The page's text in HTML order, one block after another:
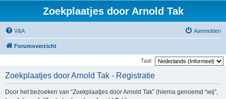
Zoekplaatjes door Arnold Tak
V&A Aanmelden
Forumoverzicht
Taal:
Zoekplaatjes door Arnold Tak - Registratie
Door het bezoeken van “Zoekplaatjes door Arnold Tak” (hierna genoemd “wij”,